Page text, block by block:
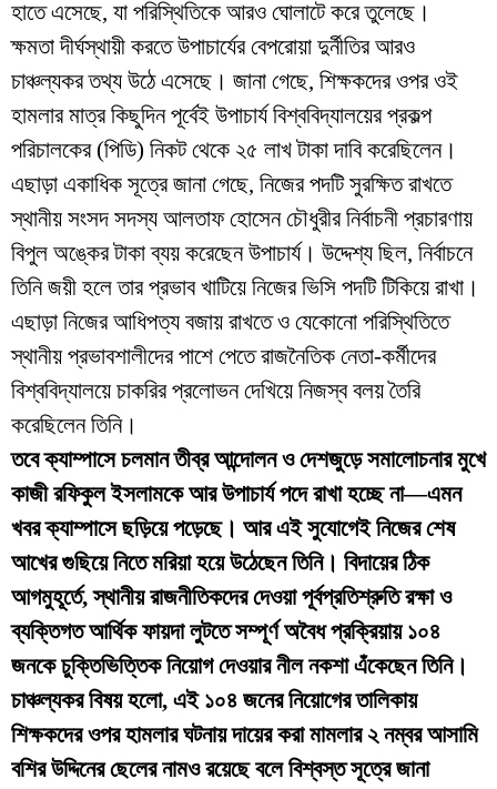
হাতে এসেছে, যা পরিস্থিতিকে আরও ঘোলাটে করে তুলেছে।
​ক্ষমতা দীর্ঘস্থায়ী করতে উপাচার্যের বেপরোয়া দুর্নীতির আরও
চাঞ্চল্যকর তথ্য উঠে এসেছে। জানা গেছে, শিক্ষকদের ওপর ওই
হামলার মাত্র কিছুদিন পূর্বেই উপাচার্য বিশ্ববিদ্যালয়ের প্রকল্প
পরিচালকের (পিডি) নিকট থেকে ২৫ লাখ টাকা দাবি করেছিলেন।
এছাড়া একাধিক সূত্রে জানা গেছে, নিজের পদটি সুরক্ষিত রাখতে
স্থানীয় সংসদ সদস্য আলতাফ হোসেন চৌধুরীর নির্বাচনী প্রচারণায়
বিপুল অঙ্কের টাকা ব্যয় করেছেন উপাচার্য। উদ্দেশ্য ছিল, নির্বাচনে
তিনি জয়ী হলে তার প্রভাব খাটিয়ে নিজের ভিসি পদটি টিকিয়ে রাখা।
এছাড়া নিজের আধিপত্য বজায় রাখতে ও যেকোনো পরিস্থিতিতে
স্থানীয় প্রভাবশালীদের পাশে পেতে রাজনৈতিক নেতা-কর্মীদের
বিশ্ববিদ্যালয়ে চাকরির প্রলোভন দেখিয়ে নিজস্ব বলয় তৈরি
করেছিলেন তিনি।
তবে ক্যাম্পাসে চলমান তীব্র আন্দোলন ও দেশজুড়ে সমালোচনার মুখে
কাজী রফিকুল ইসলামকে আর উপাচার্য পদে রাখা হচ্ছে না—এমন
খবর ক্যাম্পাসে ছড়িয়ে পড়েছে। আর এই সুযোগেই নিজের শেষ
আখের গুছিয়ে নিতে মরিয়া হয়ে উঠেছেন তিনি। বিদায়ের ঠিক
আগমুহূর্তে, স্থানীয় রাজনীতিকদের দেওয়া পূর্বপ্রতিশ্রুতি রক্ষা ও
ব্যক্তিগত আর্থিক ফায়দা লুটতে সম্পূর্ণ অবৈধ প্রক্রিয়ায় ১০৪
জনকে চুক্তিভিত্তিক নিয়োগ দেওয়ার নীল নকশা এঁকেছেন তিনি।
চাঞ্চল্যকর বিষয় হলো, এই ১০৪ জনের নিয়োগের তালিকায়
শিক্ষকদের ওপর হামলার ঘটনায় দায়ের করা মামলার ২ নম্বর আসামি
বশির উদ্দিনের ছেলের নামও রয়েছে বলে বিশ্বস্ত সূত্রে জানা